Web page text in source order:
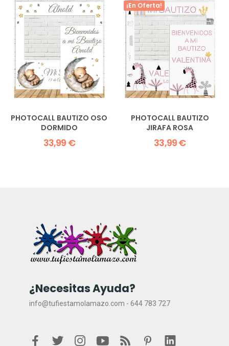
PHOTOCALL BAUTIZO OSO
DORMIDO
33,99 €
¡En Oferta!
PHOTOCALL BAUTIZO
JIRAFA ROSA
33,99 €
¿Necesitas Ayuda?
info@tufiestamolamazo.com - 644 783 727